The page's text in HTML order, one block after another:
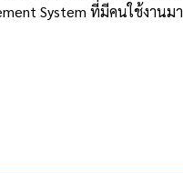
System ที่มีคนใช้งา